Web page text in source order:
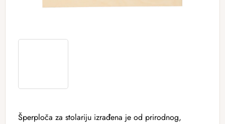
Šperploča za stolariju izrađena je od prirodnog,